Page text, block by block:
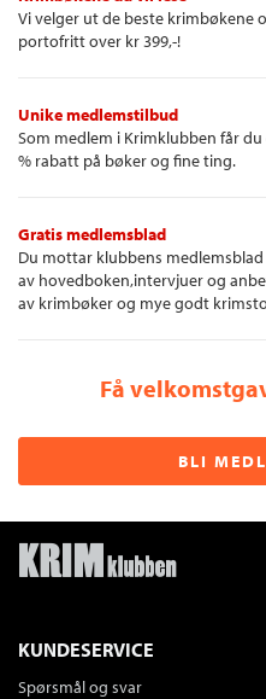
Vi velger ut de beste krimbøkene
portofritt over kr 399,-!
Unike medlemstilbud
Som medlem i Krimklubben får
% rabatt på bøker og fine ting.
Gratis medlemsblad
Du mottar klubbens medlemsblad
av hovedboken,intervjuer og
av krimbøker og mye godt
Få
BLI
KUNDESERVICE
Spørsmål og svar